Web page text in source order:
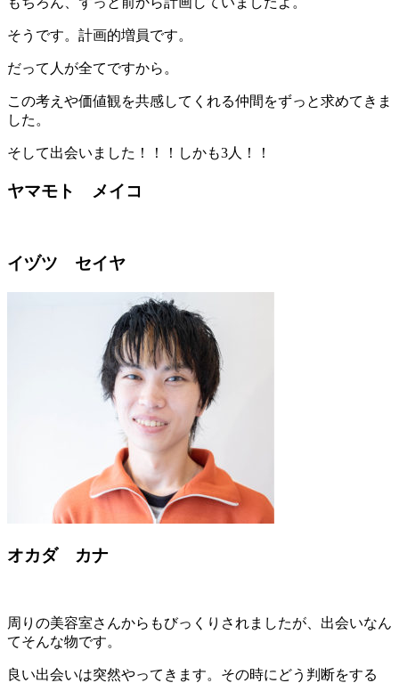
そうです。計画的増員です。
だって人が全てですから。
この考えや価値観を共感してくれる仲間をずっと求めてきま
した。
そして出会いました！！！しかも3人！！
ヤマモト メイコ
イヅツ セイヤ
オカダ カナ
周りの美容室さんからもびっくりされましたが、出会いなん
てそんな物です。
良い出会いは突然やってきます。その時にどう判断をする